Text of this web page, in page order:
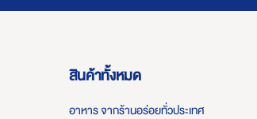
สินค้าทั้งหมด
อาหาร จากร้านอร่อยทั่วประเทศ